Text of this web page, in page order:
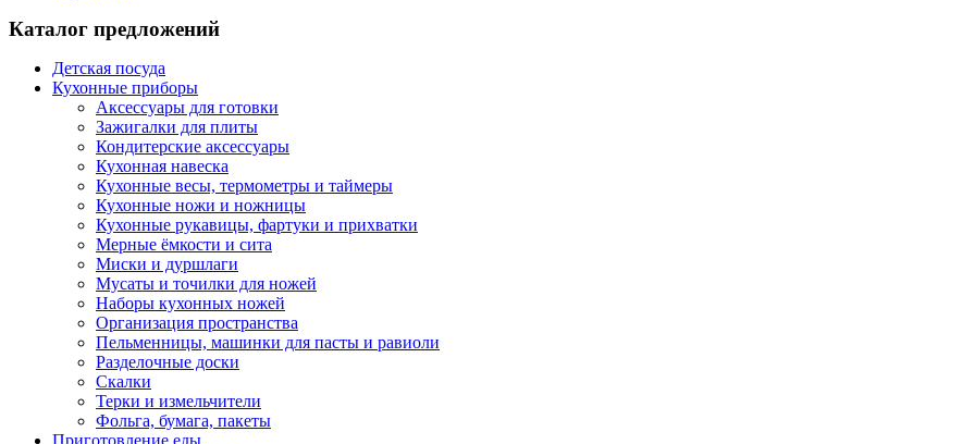
Каталог предложений
Детская посуда
Кухонные приборы
Аксессуары для готовки
Зажигалки для плиты
Кондитерские аксессуары
Кухонная навеска
Кухонные весы, термометры и таймеры
Кухонные ножи и ножницы
Кухонные рукавицы, фартуки и прихватки
Мерные ёмкости и сита
Миски и дуршлаги
Мусаты и точилки для ножей
Наборы кухонных ножей
Организация пространства
Пельменницы, машинки для пасты и равиоли
Разделочные доски
Скалки
Терки и измельчители
Фольга, бумага, пакеты
Приготовление еды